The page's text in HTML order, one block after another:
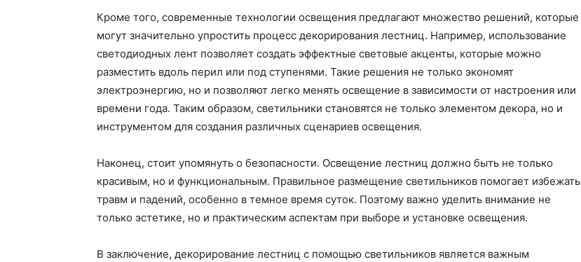
Кроме того, современные технологии освещения предлагают множество решений, которые
могут значительно упростить процесс декорирования лестниц. Например, использование
светодиодных лент позволяет создать эффектные световые акценты, которые можно
разместить вдоль перил или под ступенями. Такие решения не только экономят
электроэнергию, но и позволяют легко менять освещение в зависимости от настроения или
времени года. Таким образом, светильники становятся не только элементом декора, но и
инструментом для создания различных сценариев освещения.
Наконец, стоит упомянуть о безопасности. Освещение лестниц должно быть не только
красивым, но и функциональным. Правильное размещение светильников помогает избежать
травм и падений, особенно в темное время суток. Поэтому важно уделить внимание не
только эстетике, но и практическим аспектам при выборе и установке освещения.
В заключение, декорирование лестниц с помощью светильников является важным